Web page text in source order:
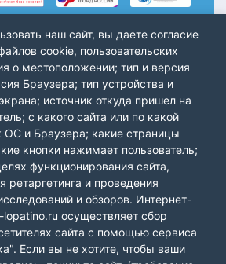
наш сайт, вы даете согласие
cookie, пользовательских
о местоположении; тип и версия
Браузера; тип устройства и
источник откуда пришел на
с какого сайта или по какой
ОС и Браузера; какие страницы
кнопки нажимает пользователь;
функционирования сайта,
ретаргетинга и проведения
и обзоров. Интернет-
осуществляет сбор
сайта с помощью сервиса
Если вы не хотите, чтобы ваши